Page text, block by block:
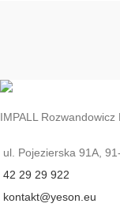
IMPALL Rozwandowicz
ul. Pojezierska 91A,
42 29 29 922
kontakt@yeson.eu